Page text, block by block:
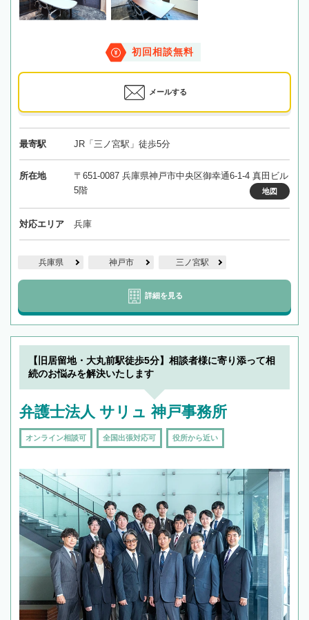
初回相談無料
メールする
最寄駅 JR「三ノ宮駅」徒歩5分
所在地
〒651-0087 兵庫県神戸市中央区御幸通6-1-4 真田ビル
5階
地図
対応エリア 兵庫
兵庫県 神戸市 三ノ宮駅
詳細を見る
【旧居留地・大丸前駅徒歩5分】相談者様に寄り添って相
続のお悩みを解決いたします
弁護士法人 サリュ 神戸事務所
オンライン相談可 全国出張対応可 役所から近い